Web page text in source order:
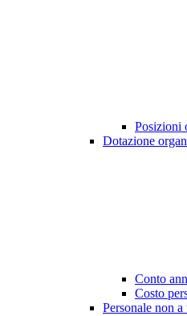
Posizioni
Dotazione
Conto
Costo
Personale non